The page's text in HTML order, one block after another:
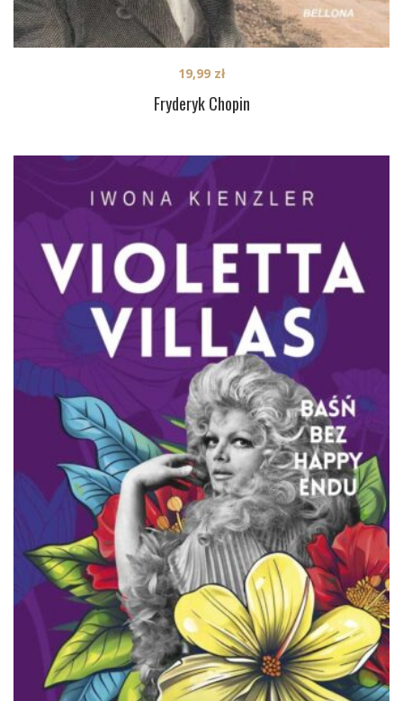
Fryderyk Chopin
19,99 zł